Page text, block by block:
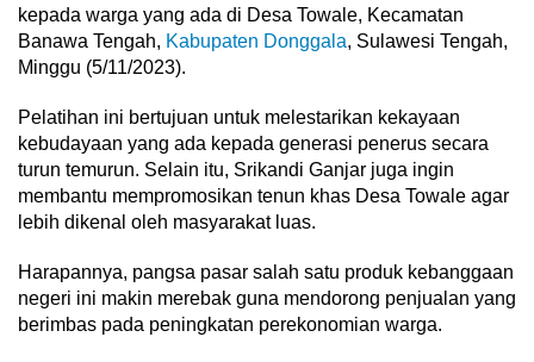
kepada warga yang ada di Desa Towale, Kecamatan
Banawa Tengah, Kabupaten Donggala, Sulawesi Tengah,
Minggu (5/11/2023).
Pelatihan ini bertujuan untuk melestarikan kekayaan
kebudayaan yang ada kepada generasi penerus secara
turun temurun. Selain itu, Srikandi Ganjar juga ingin
membantu mempromosikan tenun khas Desa Towale agar
lebih dikenal oleh masyarakat luas.
Harapannya, pangsa pasar salah satu produk kebanggaan
negeri ini makin merebak guna mendorong penjualan yang
berimbas pada peningkatan perekonomian warga.